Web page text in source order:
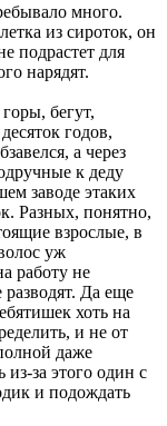
много.
из сироток, он
подрастет для
нарядят.
бегут,
годов,
а через
к деду
заводе этаких
Разных, понятно,
взрослые, в
уж
работу не
Да еще
хоть на
и не от
даже
из-за этого один с
и подождать